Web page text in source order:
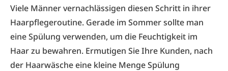
Viele Männer vernachlässigen diesen Schritt in ihrer
Haarpflegeroutine. Gerade im Sommer sollte man
eine Spülung verwenden, um die Feuchtigkeit im
Haar zu bewahren. Ermutigen Sie Ihre Kunden, nach
der Haarwäsche eine kleine Menge Spülung